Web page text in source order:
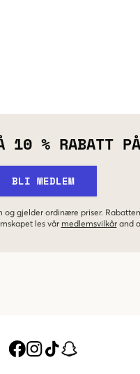
10 % RABATT
BLI MEDLEM
gjelder ordinære priser.
les vår medlemsvilkår and